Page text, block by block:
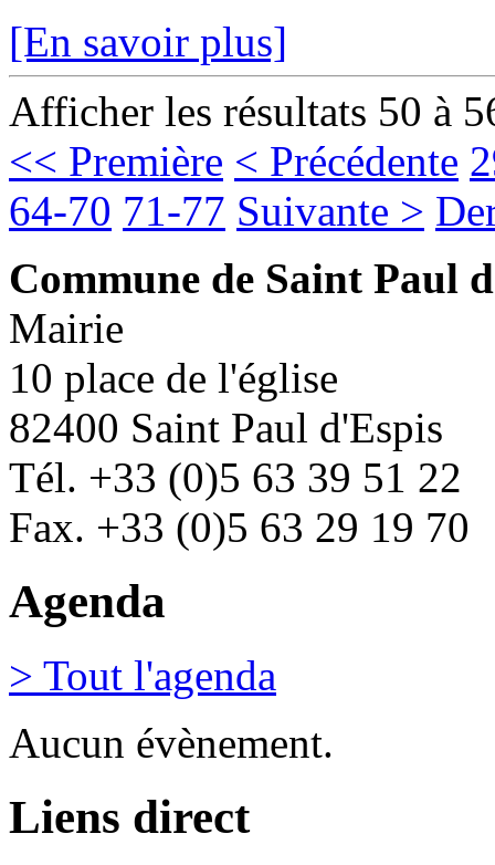
[En savoir plus]
Afficher les résultats 50 à
<< Première < Précédente
64-70 71-77 Suivante >
Commune de Saint Paul
Mairie
10 place de l'église
82400 Saint Paul d'Espis
Tél. +33 (0)5 63 39 51 22
Fax. +33 (0)5 63 29 19 70
Agenda
> Tout l'agenda
Aucun évènement.
Liens direct